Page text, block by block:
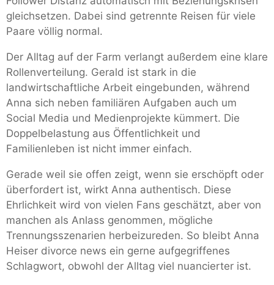
gleichsetzen. Dabei sind getrennte Reisen für viele
Paare völlig normal.
Der Alltag auf der Farm verlangt außerdem eine klare
Rollenverteilung. Gerald ist stark in die
landwirtschaftliche Arbeit eingebunden, während
Anna sich neben familiären Aufgaben auch um
Social Media und Medienprojekte kümmert. Die
Doppelbelastung aus Öffentlichkeit und
Familienleben ist nicht immer einfach.
Gerade weil sie offen zeigt, wenn sie erschöpft oder
überfordert ist, wirkt Anna authentisch. Diese
Ehrlichkeit wird von vielen Fans geschätzt, aber von
manchen als Anlass genommen, mögliche
Trennungsszenarien herbeizureden. So bleibt Anna
Heiser divorce news ein gerne aufgegriffenes
Schlagwort, obwohl der Alltag viel nuancierter ist.